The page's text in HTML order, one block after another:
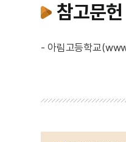
참고문헌
- 아림고등학교